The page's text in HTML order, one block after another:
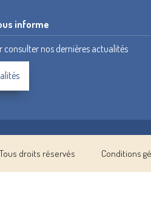
informe
consulter nos dernières actualités
Tous droits réservés Conditions